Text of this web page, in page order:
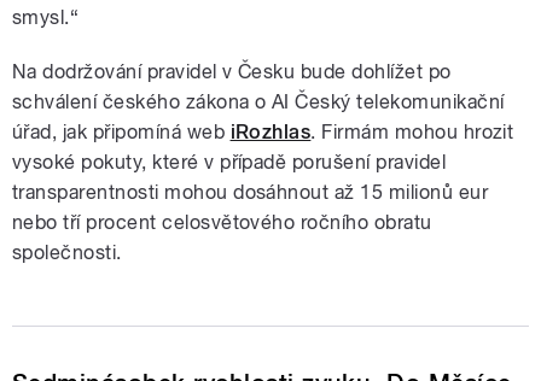
smysl.“
Na dodržování pravidel v Česku bude dohlížet po
schválení českého zákona o AI Český telekomunikační
úřad, jak připomíná web iRozhlas. Firmám mohou hrozit
vysoké pokuty, které v případě porušení pravidel
transparentnosti mohou dosáhnout až 15 milionů eur
nebo tří procent celosvětového ročního obratu
společnosti.